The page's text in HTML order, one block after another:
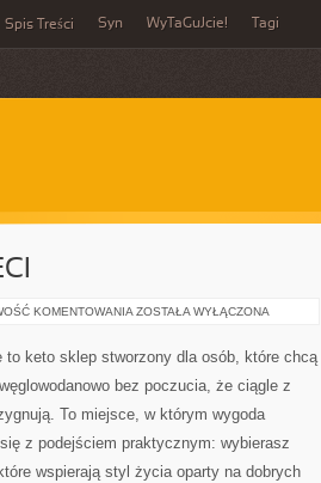
Spis Treści Syn WyTaGuJcie! Tagi
KOMENTOWANIA KETO
DZIECI
ZOSTAŁA WYŁĄCZONA
to keto sklep stworzony dla osób, które chcą
bez poczucia, że ciągle z
To miejsce, w którym wygoda
z podejściem praktycznym: wybierasz
wspierają styl życia oparty na dobrych